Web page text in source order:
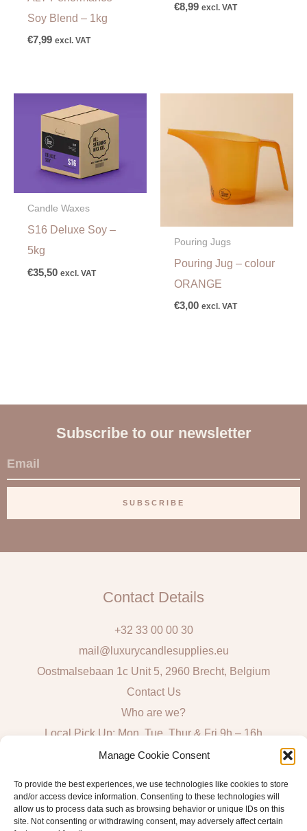
Manage Cookie Consent
To provide the best experiences, we use technologies like cookies to store
and/or access device information. Consenting to these technologies will
allow us to process data such as browsing behavior or unique IDs on this
site. Not consenting or withdrawing consent, may adversely affect certain
Soy Blend – 1kg
€7,99 excl. VAT
€8,99 excl. VAT
Candle Waxes
S16 Deluxe Soy –
5kg
€35,50 excl. VAT
Pouring Jugs
Pouring Jug – colour
ORANGE
€3,00 excl. VAT
Subscribe to our newsletter
E
m
i
SUBSCRIBE
Contact Details
+32 33 00 00 30
mail@luxurycandlesupplies.eu
Oostmalsebaan 1c Unit 5, 2960 Brecht, Belgium
Contact Us
Who are we?
Local Pick Up: Mon, Tue, Thur & Fri 9h – 16h
Algemene voorwaarden consumenten
General Sales and Delivery Conditions